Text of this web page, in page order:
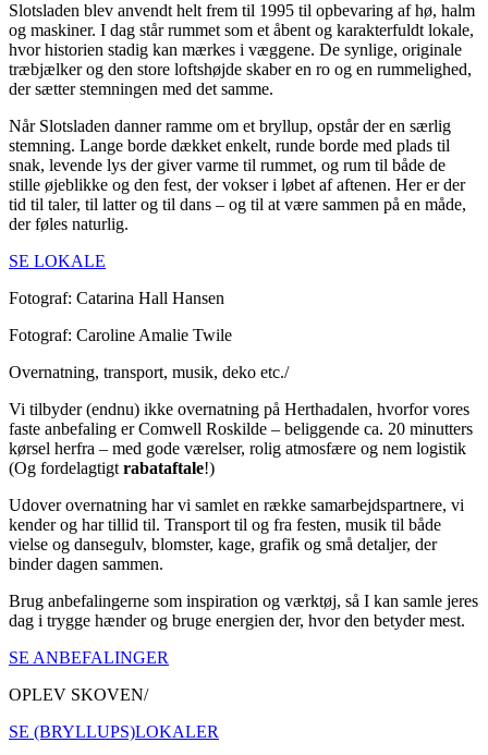
Slotsladen blev anvendt helt frem til 1995 til opbevaring af hø, halm
og maskiner. I dag står rummet som et åbent og karakterfuldt lokale,
hvor historien stadig kan mærkes i væggene. De synlige, originale
træbjælker og den store loftshøjde skaber en ro og en rummelighed,
der sætter stemningen med det samme.
Når Slotsladen danner ramme om et bryllup, opstår der en særlig
stemning. Lange borde dækket enkelt, runde borde med plads til
snak, levende lys der giver varme til rummet, og rum til både de
stille øjeblikke og den fest, der vokser i løbet af aftenen. Her er der
tid til taler, til latter og til dans – og til at være sammen på en måde,
der føles naturlig.
SE LOKALE
Fotograf: Catarina Hall Hansen
Fotograf: Caroline Amalie Twile
Overnatning, transport, musik, deko etc./
Vi tilbyder (endnu) ikke overnatning på Herthadalen, hvorfor vores
faste anbefaling er Comwell Roskilde – beliggende ca. 20 minutters
kørsel herfra – med gode værelser, rolig atmosfære og nem logistik
(Og fordelagtigt rabataftale!)
Udover overnatning har vi samlet en række samarbejdspartnere, vi
kender og har tillid til. Transport til og fra festen, musik til både
vielse og dansegulv, blomster, kage, grafik og små detaljer, der
binder dagen sammen.
Brug anbefalingerne som inspiration og værktøj, så I kan samle jeres
dag i trygge hænder og bruge energien der, hvor den betyder mest.
SE ANBEFALINGER
OPLEV SKOVEN/
SE (BRYLLUPS)LOKALER